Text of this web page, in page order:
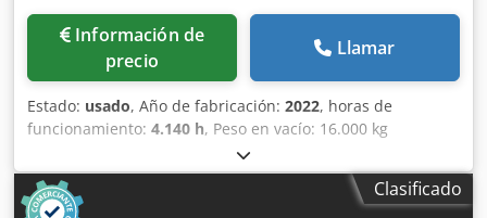
Información de
precio
Llamar
Estado: usado, Año de fabricación: 2022, horas de
funcionamiento: 4.140 h, Peso en vacío: 16.000 kg
Dimensiones (lxanxal): 622 x 230 x 299 cm Ubicación: El
Burgo de Ebro (Zaragoza) Rodillo de compactación usado,
de hombre sentado marca Bomag , modelo BW216 D5 . Se
Clasificado